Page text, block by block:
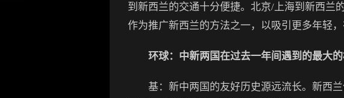
到新西兰的交通十分便捷。北京/上海到新西兰
作为推广新西兰的方法之一，以吸引更多年轻
环球：中新两国在过去一年间遇到的最大的
基：新中两国的友好历史源远流长。新西兰